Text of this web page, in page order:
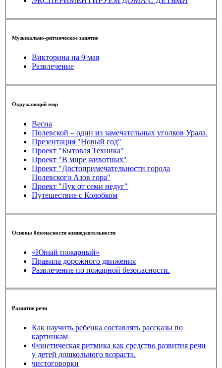
Музыкально-ритмическое занятие
Викторина на 9 мая
Развлечение
Окружающий мир
Весна
Полевской – один из замечательных уголков Урала.
Презентация "Новый год"
Проект "Бытовая Техника"
Проект "В мире животных"
Проект "Достопримечательности города
Полевского Азов гора"
Проект "Лук от семи недуг"
Путешествие с Колобком
Основы безопасности жизнедеятельности
«Юный пожарный»
Правила дорожного движения
Развлечение по пожарной безопасности.
Развитие речи
Как научить ребенка составлять рассказы по
картинкам
Фонетическая ритмика как средство развития речи
у детей дошкольного возраста.
чистоговорки